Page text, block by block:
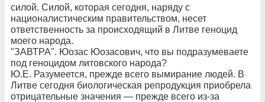
силой. Силой, которая сегодня, наряду с
националистическим правительством, несет
ответственность за происходящий в Литве геноцид
моего народа.
"ЗАВТРА". Юозас Юозасович, что вы подразумеваете
под геноцидом литовского народа?
Ю.Е. Разумеется, прежде всего вымирание людей. В
Литве сегодня биологическая репродукция приобрела
отрицательные значения — прежде всего из-за